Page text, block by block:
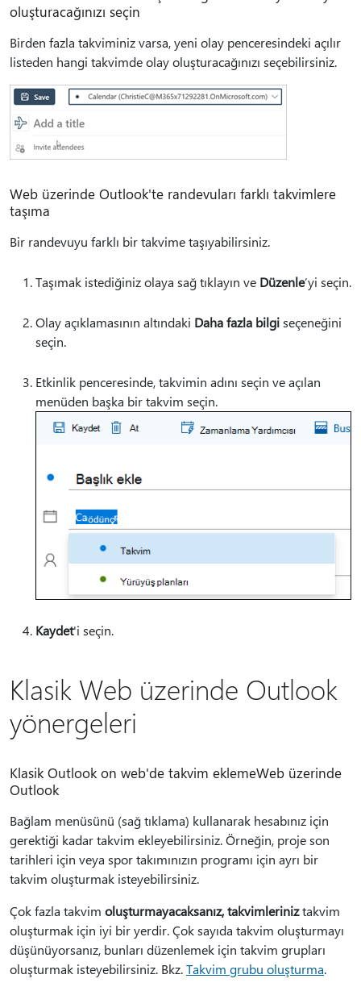
oluşturacağınızı seçin
Birden fazla takviminiz varsa, yeni olay penceresindeki açılır
listeden hangi takvimde olay oluşturacağınızı seçebilirsiniz.
Web üzerinde Outlook'te randevuları farklı takvimlere
taşıma
Bir randevuyu farklı bir takvime taşıyabilirsiniz.
Taşımak istediğiniz olaya sağ tıklayın ve Düzenle’yi seçin.
Olay açıklamasının altındaki Daha fazla bilgiseçeneğini
seçin.
Etkinlik penceresinde, takvimin adını seçin ve açılan
menüden başka bir takvim seçin.
Kaydet'i seçin.
Klasik Web üzerinde Outlook
yönergeleri
Klasik Outlook on web'de takvim eklemeWeb üzerinde
Outlook
Bağlam menüsünü (sağ tıklama) kullanarak hesabınız için
gerektiği kadar takvim ekleyebilirsiniz. Örneğin, proje son
tarihleri için veya spor takımınızın programı için ayrı bir
takvim oluşturmak isteyebilirsiniz.
Çok fazla takvim oluşturmayacaksanız, takvimleriniztakvim
oluşturmak için iyi bir yerdir. Çok sayıda takvim oluşturmayı
düşünüyorsanız, bunları düzenlemek için takvim grupları
oluşturmak isteyebilirsiniz. Bkz.Takvim grubu oluşturma.